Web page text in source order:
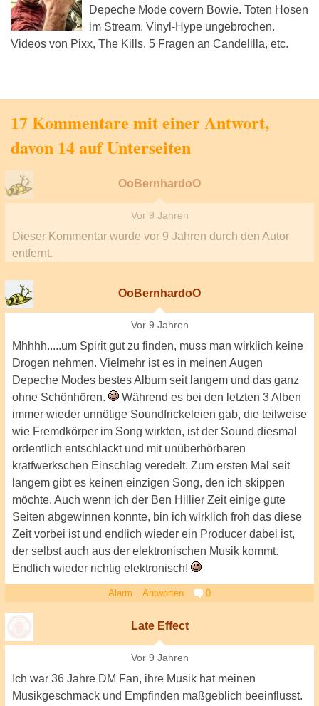
Depeche Mode covern Bowie. Toten Hosen
im Stream. Vinyl-Hype ungebrochen.
Videos von Pixx, The Kills. 5 Fragen an Candelilla, etc.
17 Kommentare mit einer Antwort,
davon 14 auf Unterseiten
OoBernhardoO
Vor 9 Jahren
Dieser Kommentar wurde vor 9 Jahren durch den Autor
entfernt.
OoBernhardoO
Vor 9 Jahren
Mhhhh.....um Spirit gut zu finden, muss man wirklich keine
Drogen nehmen. Vielmehr ist es in meinen Augen
Depeche Modes bestes Album seit langem und das ganz
ohne Schönhören.
Während es bei den letzten 3 Alben
immer wieder unnötige Soundfrickeleien gab, die teilweise
wie Fremdkörper im Song wirkten, ist der Sound diesmal
ordentlich entschlackt und mit unüberhörbaren
kratfwerkschen Einschlag veredelt. Zum ersten Mal seit
langem gibt es keinen einzigen Song, den ich skippen
möchte. Auch wenn ich der Ben Hillier Zeit einige gute
Seiten abgewinnen konnte, bin ich wirklich froh das diese
Zeit vorbei ist und endlich wieder ein Producer dabei ist,
der selbst auch aus der elektronischen Musik kommt.
Endlich wieder richtig elektronisch!
Alarm Antworten 0
Late Effect
Vor 9 Jahren
Ich war 36 Jahre DM Fan, ihre Musik hat meinen
Musikgeschmack und Empfinden maßgeblich beeinflusst.